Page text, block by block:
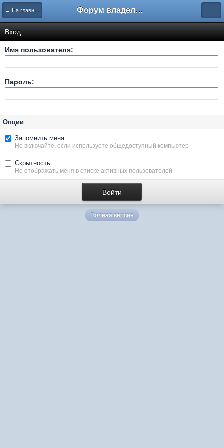
← На главную Форум владельцев интернет-магазинов
Вход
Имя пользователя:
Пароль:
Опции
Запомнить меня
Не включайте, если используете общедоступный компьютер
Скрытность
Не отображать меня в списке активных пользователей
Полная версия